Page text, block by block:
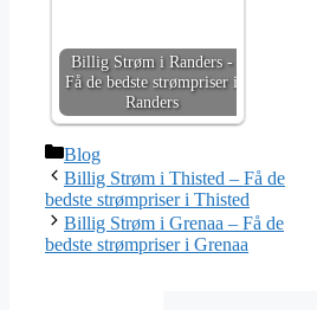
Billig Strøm i Randers -
Få de bedste strømpriser i
Randers
Kategorier
Blog
Billig Strøm i Thisted – Få de
bedste strømpriser i Thisted
Billig Strøm i Grenaa – Få de
bedste strømpriser i Grenaa